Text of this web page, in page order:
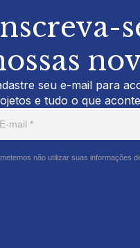
seu e-mail para
e tudo o que
não utilizar suas informações